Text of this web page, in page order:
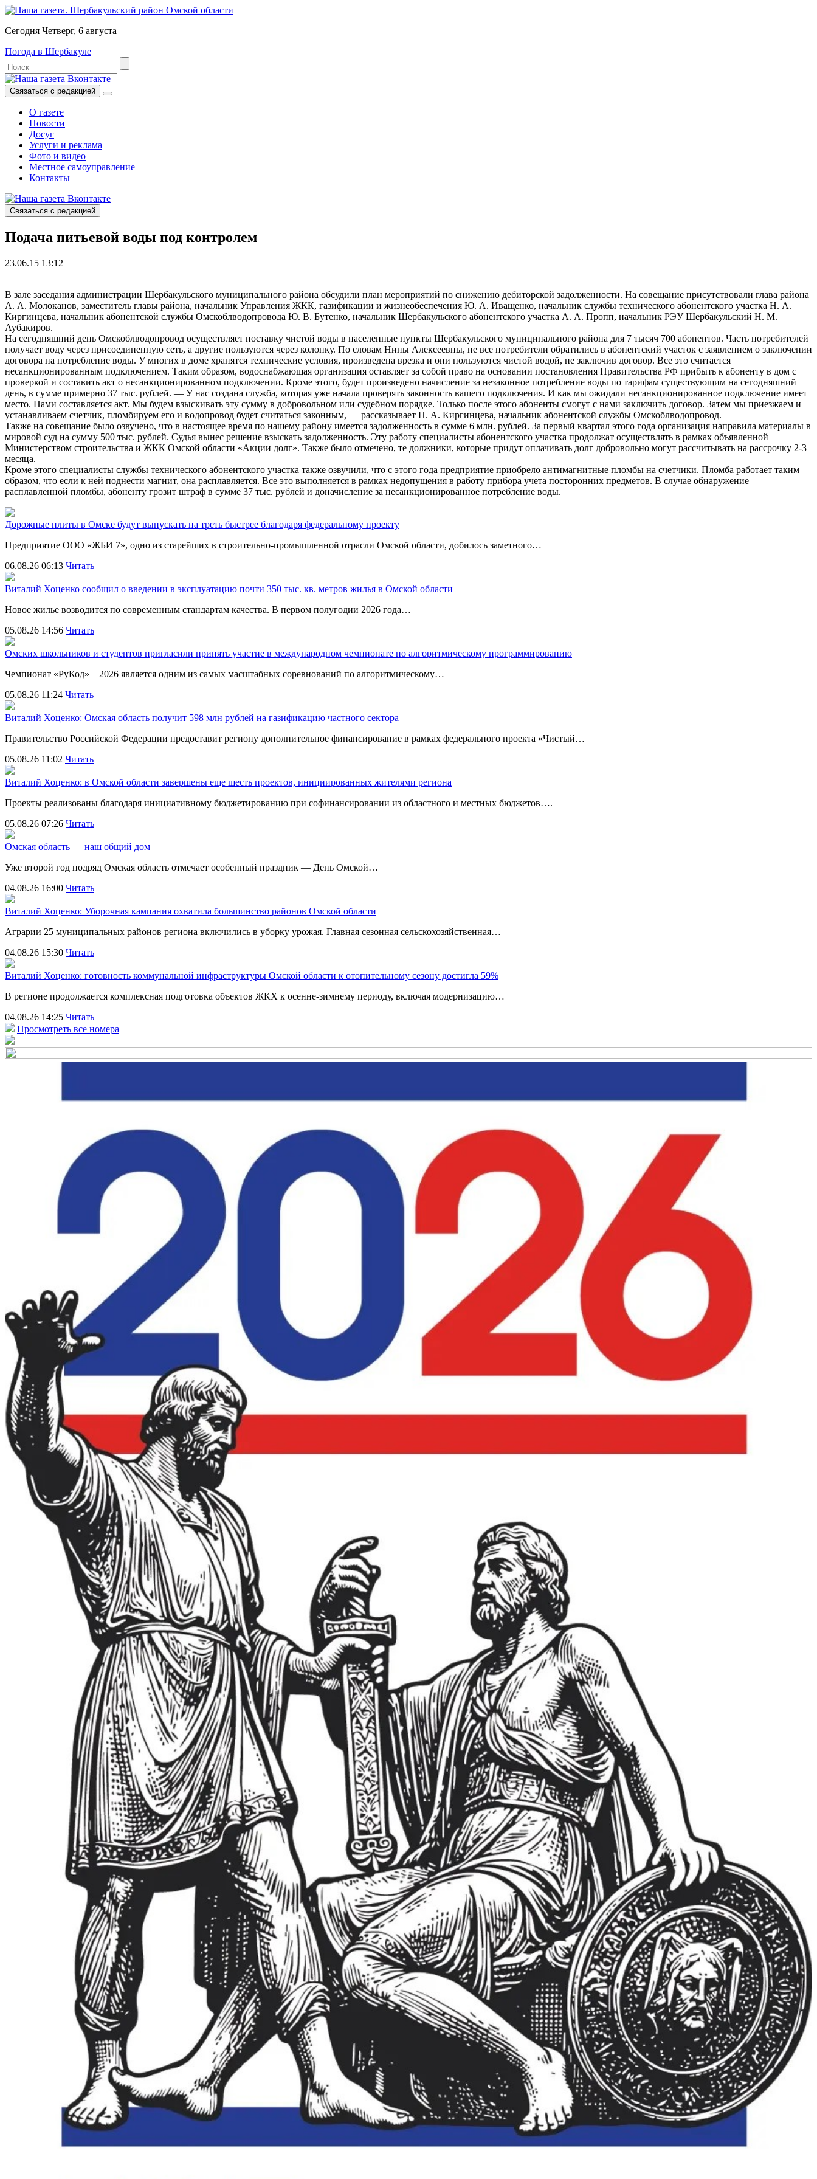
Сегодня Четверг, 6 августа
Погода в Шербакуле
Связаться с редакцией
О газете
Новости
Досуг
Услуги и реклама
Фото и видео
Местное самоуправление
Контакты
Связаться с редакцией
Подача питьевой воды под контролем
23.06.15 13:12
В зале заседания администрации Шербакульского муниципального района обсудили план мероприятий по снижению дебиторской задолженности. На совещание присутствовали глава района
А. А. Молоканов, заместитель главы района, начальник Управления ЖКК, газификации и жизнеобеспечения Ю. А. Иващенко, начальник службы технического абонентского участка Н. А.
Киргинцева, начальник абонентской службы Омскоблводопровода Ю. В. Бутенко, начальник Шербакульского абонентского участка А. А. Пропп, начальник РЭУ Шербакульский Н. М.
Аубакиров.
На сегодняшний день Омскоблводопровод осуществляет поставку чистой воды в населенные пункты Шербакульского муниципального района для 7 тысяч 700 абонентов. Часть потребителей
получает воду через присоединенную сеть, а другие пользуются через колонку. По словам Нины Алексеевны, не все потребители обратились в абонентский участок с заявлением о заключении
договора на потребление воды. У многих в доме хранятся технические условия, произведена врезка и они пользуются чистой водой, не заключив договор. Все это считается
несанкционированным подключением. Таким образом, водоснабжающая организация оставляет за собой право на основании постановления Правительства РФ прибыть к абоненту в дом с
проверкой и составить акт о несанкционированном подключении. Кроме этого, будет произведено начисление за незаконное потребление воды по тарифам существующим на сегодняшний
день, в сумме примерно 37 тыс. рублей. — У нас создана служба, которая уже начала проверять законность вашего подключения. И как мы ожидали несанкционированное подключение имеет
место. Нами составляется акт. Мы будем взыскивать эту сумму в добровольном или судебном порядке. Только после этого абоненты смогут с нами заключить договор. Затем мы приезжаем и
устанавливаем счетчик, пломбируем его и водопровод будет считаться законным, — рассказывает Н. А. Киргинцева, начальник абонентской службы Омскоблводопровод.
Также на совещание было озвучено, что в настоящее время по нашему району имеется задолженность в сумме 6 млн. рублей. За первый квартал этого года организация направила материалы в
мировой суд на сумму 500 тыс. рублей. Судья вынес решение взыскать задолженность. Эту работу специалисты абонентского участка продолжат осуществлять в рамках объявленной
Министерством строительства и ЖКК Омской области «Акции долг». Также было отмечено, те должники, которые придут оплачивать долг добровольно могут рассчитывать на рассрочку 2-3
месяца.
Кроме этого специалисты службы технического абонентского участка также озвучили, что с этого года предприятие приобрело антимагнитные пломбы на счетчики. Пломба работает таким
образом, что если к ней поднести магнит, она расплавляется. Все это выполняется в рамках недопущения в работу прибора учета посторонних предметов. В случае обнаружение
расплавленной пломбы, абоненту грозит штраф в сумме 37 тыс. рублей и доначисление за несанкционированное потребление воды.
Дорожные плиты в Омске будут выпускать на треть быстрее благодаря федеральному проекту
Предприятие ООО «ЖБИ 7», одно из старейших в строительно‑промышленной отрасли Омской области, добилось заметного…
06.08.26 06:13 Читать
Виталий Хоценко сообщил о введении в эксплуатацию почти 350 тыс. кв. метров жилья в Омской области
Новое жилье возводится по современным стандартам качества. В первом полугодии 2026 года…
05.08.26 14:56 Читать
Омских школьников и студентов пригласили принять участие в международном чемпионате по алгоритмическому программированию
Чемпионат «РуКод» – 2026 является одним из самых масштабных соревнований по алгоритмическому…
05.08.26 11:24 Читать
Виталий Хоценко: Омская область получит 598 млн рублей на газификацию частного сектора
Правительство Российской Федерации предоставит региону дополнительное финансирование в рамках федерального проекта «Чистый…
05.08.26 11:02 Читать
Виталий Хоценко: в Омской области завершены еще шесть проектов, инициированных жителями региона
Проекты реализованы благодаря инициативному бюджетированию при софинансировании из областного и местных бюджетов….
05.08.26 07:26 Читать
Омская область — наш общий дом
Уже второй год подряд Омская область отмечает особенный праздник — День Омской…
04.08.26 16:00 Читать
Виталий Хоценко: Уборочная кампания охватила большинство районов Омской области
Аграрии 25 муниципальных районов региона включились в уборку урожая. Главная сезонная сельскохозяйственная…
04.08.26 15:30 Читать
Виталий Хоценко: готовность коммунальной инфраструктуры Омской области к отопительному сезону достигла 59%
В регионе продолжается комплексная подготовка объектов ЖКХ к осенне-зимнему периоду, включая модернизацию…
04.08.26 14:25 Читать
Просмотреть все номера